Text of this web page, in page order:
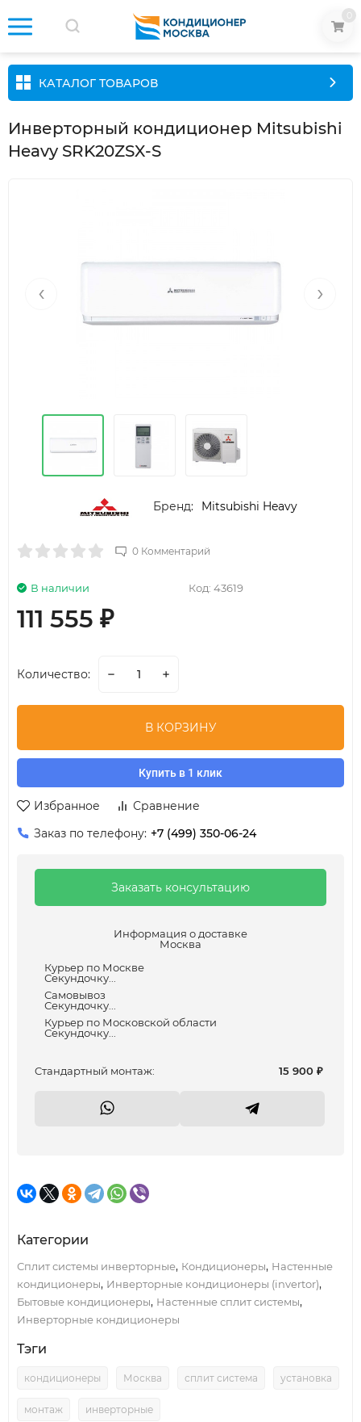
КАТАЛОГ ТОВАРОВ
Инверторный кондиционер Mitsubishi
Heavy SRK20ZSX-S
‹ ›
Бренд: Mitsubishi Heavy
0 Комментарий
Код: 43619
В наличии
111 555 ₽
Количество:
В КОРЗИНУ
Купить в 1 клик
Избранное
Сравнение
Заказ по телефону: +7 (499) 350-06-24
Заказать консультацию
Информация о доставке
Москва
Курьер по Москве
Секундочку...
Самовывоз
Секундочку...
Курьер по Московской области
Секундочку...
Cтандартный монтаж: 15 900 ₽
Категории
Сплит системы инверторные, Кондиционеры, Настенные
кондиционеры, Инверторные кондиционеры (invertor),
Бытовые кондиционеры, Настенные сплит системы,
Инверторные кондиционеры
Тэги
кондиционеры Москва сплит система установка
монтаж инверторные